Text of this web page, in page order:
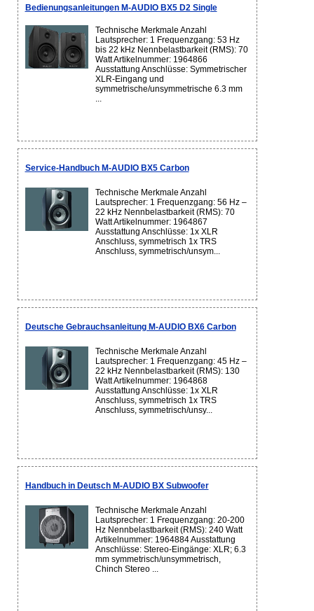
Bedienungsanleitungen M-AUDIO BX5 D2 Single
Technische Merkmale Anzahl
Lautsprecher: 1 Frequenzgang: 53 Hz
bis 22 kHz Nennbelastbarkeit (RMS): 70
Watt Artikelnummer: 1964866
Ausstattung Anschlüsse: Symmetrischer
XLR-Eingang und
symmetrische/unsymmetrische 6.3 mm
...
Service-Handbuch M-AUDIO BX5 Carbon
Technische Merkmale Anzahl
Lautsprecher: 1 Frequenzgang: 56 Hz –
22 kHz Nennbelastbarkeit (RMS): 70
Watt Artikelnummer: 1964867
Ausstattung Anschlüsse: 1x XLR
Anschluss, symmetrisch 1x TRS
Anschluss, symmetrisch/unsym...
Deutsche Gebrauchsanleitung M-AUDIO BX6 Carbon
Technische Merkmale Anzahl
Lautsprecher: 1 Frequenzgang: 45 Hz –
22 kHz Nennbelastbarkeit (RMS): 130
Watt Artikelnummer: 1964868
Ausstattung Anschlüsse: 1x XLR
Anschluss, symmetrisch 1x TRS
Anschluss, symmetrisch/unsy...
Handbuch in Deutsch M-AUDIO BX Subwoofer
Technische Merkmale Anzahl
Lautsprecher: 1 Frequenzgang: 20-200
Hz Nennbelastbarkeit (RMS): 240 Watt
Artikelnummer: 1964884 Ausstattung
Anschlüsse: Stereo-Eingänge: XLR; 6.3
mm symmetrisch/unsymmetrisch,
Chinch Stereo ...